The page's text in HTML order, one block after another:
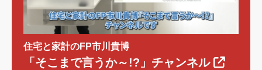
住宅と家計のFP市川貴博
「そこまで言うか～!?」チャンネル